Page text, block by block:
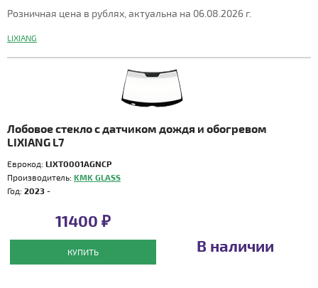
Розничная цена в рублях, актуальна на 06.08.2026 г.
LIXIANG
Лобовое стекло с датчиком дождя и обогревом
LIXIANG L7
Еврокод: LIXT0001AGNCP
Производитель: KMK GLASS
Год: 2023 -
11400 ₽
КУПИТЬ В наличии